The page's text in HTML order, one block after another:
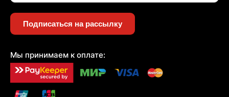
Подписаться на рассылку
Мы принимаем к оплате: